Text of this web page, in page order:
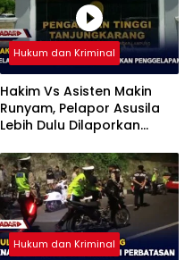
Hukum dan Kriminal
Hakim Vs Asisten Makin
Runyam, Pelapor Asusila
Lebih Dulu Dilaporkan
Hukum dan Kriminal